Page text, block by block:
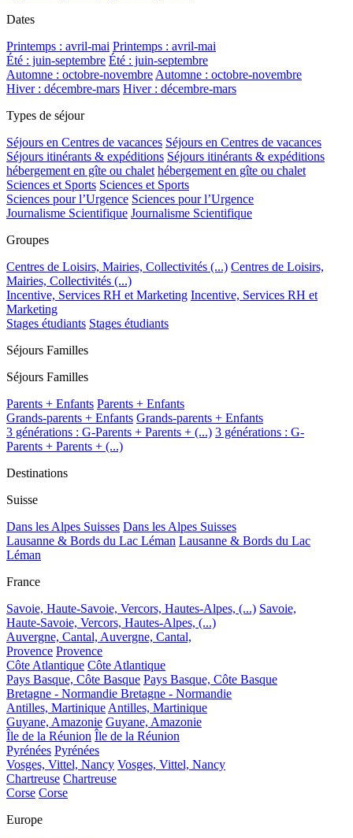
Dates
Printemps : avril-mai Printemps : avril-mai
Été : juin-septembre Été : juin-septembre
Automne : octobre-novembre Automne : octobre-novembre
Hiver : décembre-mars Hiver : décembre-mars
Types de séjour
Séjours en Centres de vacances Séjours en Centres de vacances
Séjours itinérants & expéditions Séjours itinérants & expéditions
hébergement en gîte ou chalet hébergement en gîte ou chalet
Sciences et Sports Sciences et Sports
Sciences pour l’Urgence Sciences pour l’Urgence
Journalisme Scientifique Journalisme Scientifique
Groupes
Centres de Loisirs, Mairies, Collectivités (...) Centres de Loisirs,
Mairies, Collectivités (...)
Incentive, Services RH et Marketing Incentive, Services RH et
Marketing
Stages étudiants Stages étudiants
Séjours Familles
Séjours Familles
Parents + Enfants Parents + Enfants
Grands-parents + Enfants Grands-parents + Enfants
3 générations : G-Parents + Parents + (...) 3 générations : G-
Parents + Parents + (...)
Destinations
Suisse
Dans les Alpes Suisses Dans les Alpes Suisses
Lausanne & Bords du Lac Léman Lausanne & Bords du Lac
Léman
France
Savoie, Haute-Savoie, Vercors, Hautes-Alpes, (...) Savoie,
Haute-Savoie, Vercors, Hautes-Alpes, (...)
Auvergne, Cantal, Auvergne, Cantal,
Provence Provence
Côte Atlantique Côte Atlantique
Pays Basque, Côte Basque Pays Basque, Côte Basque
Bretagne - Normandie Bretagne - Normandie
Antilles, Martinique Antilles, Martinique
Guyane, Amazonie Guyane, Amazonie
Île de la Réunion Île de la Réunion
Pyrénées Pyrénées
Vosges, Vittel, Nancy Vosges, Vittel, Nancy
Chartreuse Chartreuse
Corse Corse
Europe